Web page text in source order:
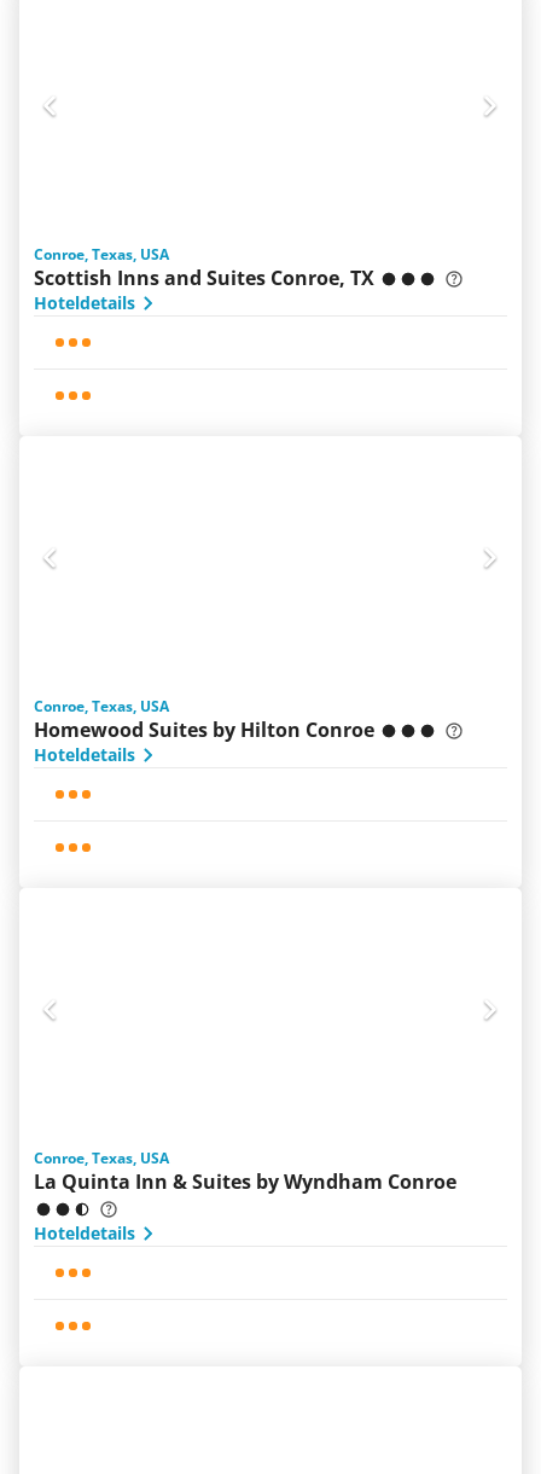
Conroe, Texas, USA
Scottish Inns and Suites Conroe, TX
Hoteldetails
Conroe, Texas, USA
Homewood Suites by Hilton Conroe
Hoteldetails
Conroe, Texas, USA
La Quinta Inn & Suites by Wyndham Conroe
Hoteldetails